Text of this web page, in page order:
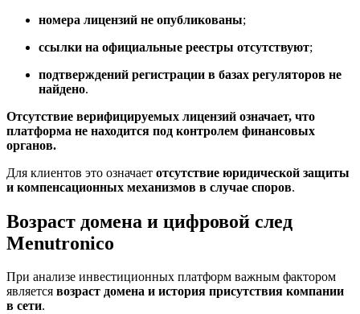
номера лицензий не опубликованы;
ссылки на официальные реестры отсутствуют;
подтверждений регистрации в базах регуляторов не
найдено.
Отсутствие верифицируемых лицензий означает, что
платформа не находится под контролем финансовых
органов.
Для клиентов это означает отсутствие юридической защиты
и компенсационных механизмов в случае споров.
Возраст домена и цифровой след
Menutronico
При анализе инвестиционных платформ важным фактором
является возраст домена и история присутствия компании
в сети.